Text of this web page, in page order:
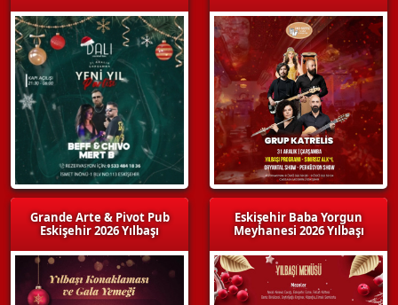
Grande Arte & Pivot Pub
Eskişehir 2026 Yılbaşı
Eskişehir Baba Yorgun
Meyhanesi 2026 Yılbaşı